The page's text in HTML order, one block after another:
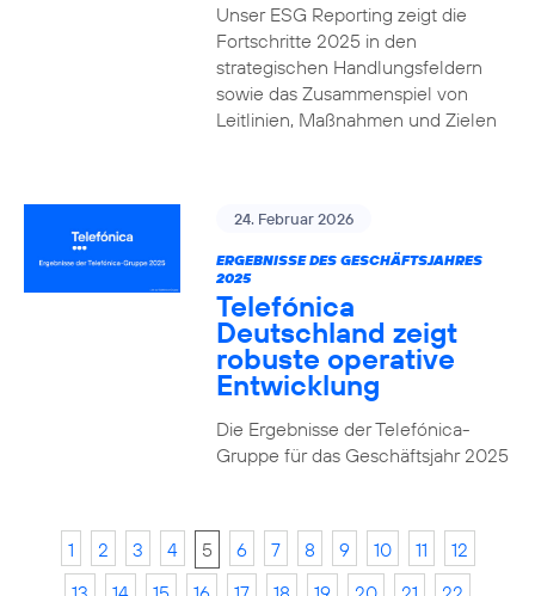
Unser ESG Reporting zeigt die
Fortschritte 2025 in den
strategischen Handlungsfeldern
sowie das Zusammenspiel von
Leitlinien, Maßnahmen und Zielen
24. Februar 2026
ERGEBNISSE DES GESCHÄFTSJAHRES
2025
Telefónica
Deutschland zeigt
robuste operative
Entwicklung
Die Ergebnisse der Telefónica-
Gruppe für das Geschäftsjahr 2025
1 2 3 4 5 6 7 8 9 10 11
12